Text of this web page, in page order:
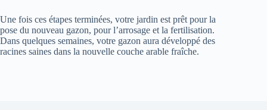
Une fois ces étapes terminées, votre jardin est prêt pour la
pose du nouveau gazon, pour l’arrosage et la fertilisation.
Dans quelques semaines, votre gazon aura développé des
racines saines dans la nouvelle couche arable fraîche.